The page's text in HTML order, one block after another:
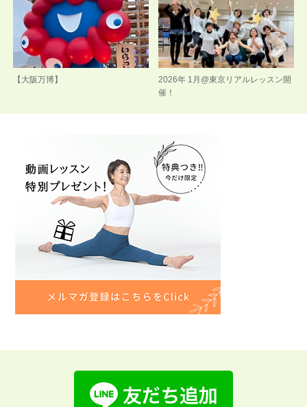
【大阪万博】
2026年 1月@東京リアルレッスン開
催！